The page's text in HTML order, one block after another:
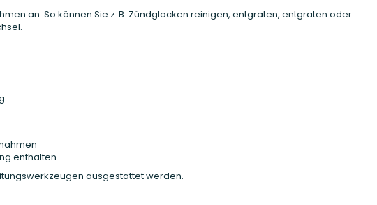
an. So können Sie z. B. Zündglocken reinigen, entgraten, entgraten oder
enthalten
ausgestattet werden.